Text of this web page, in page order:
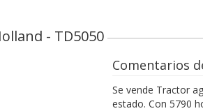
- TD5050
Comentarios
Se vende Tractor
estado. Con 5790